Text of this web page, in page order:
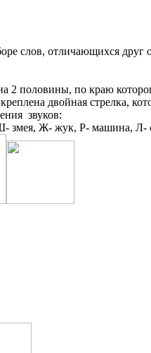
слов, отличающихся друг
2 половины, по краю
двойная стрелка,
звуков:
змея, Ж- жук, Р- машина, Л-